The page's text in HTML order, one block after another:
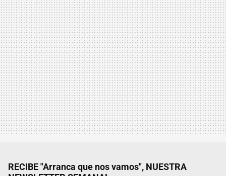
RECIBE "Arranca que nos vamos", NUESTRA